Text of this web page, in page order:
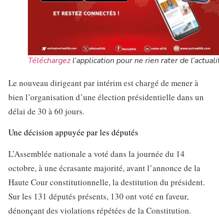
Téléchargezl’application pour ne rien rater de
Le nouveau dirigeant par intérim est chargé de mener à
bien l’organisation d’une élection présidentielle dans un
délai de 30 à 60 jours.
Une décision appuyée par les députés
L’Assemblée nationale a voté dans la journée du 14
octobre, à une écrasante majorité, avant l’annonce de la
Haute Cour constitutionnelle, la destitution du président.
Sur les 131 députés présents, 130 ont voté en faveur,
dénonçant des violations répétées de la Constitution.